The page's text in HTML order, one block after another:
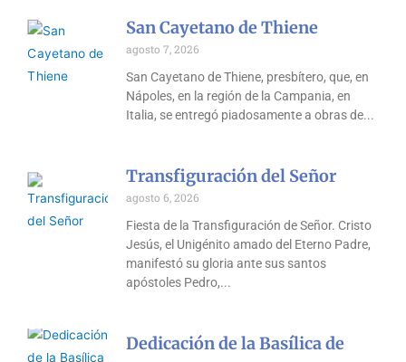
San Cayetano de Thiene
agosto 7, 2026
San Cayetano de Thiene, presbítero, que, en
Nápoles, en la región de la Campania, en
Italia, se entregó piadosamente a obras de
Transfiguración del Señor
agosto 6, 2026
Fiesta de la Transfiguración de Señor. Cristo
Jesús, el Unigénito amado del Eterno Padre,
manifestó su gloria ante sus santos
apóstoles Pedro,
Dedicación de la Basílica de